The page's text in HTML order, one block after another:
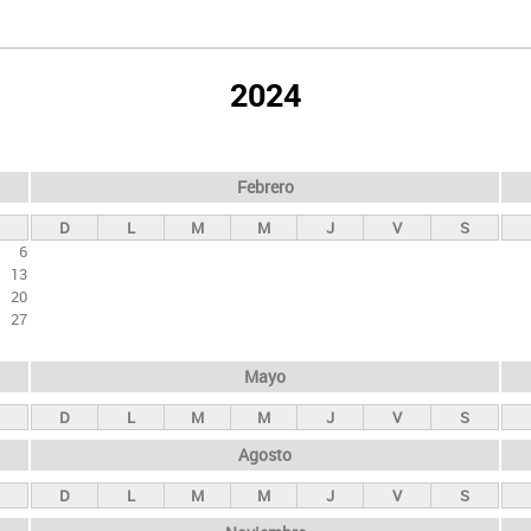
2024
6
13
20
27
Febrero
D L M M J V S
Mayo
D L M M J V S
Agosto
D L M M J V S